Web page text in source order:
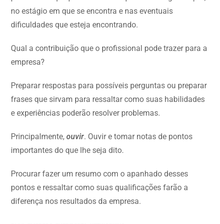
no estágio em que se encontra e nas eventuais
dificuldades que esteja encontrando.
Qual a contribuição que o profissional pode trazer para a
empresa?
Preparar respostas para possíveis perguntas ou preparar
frases que sirvam para ressaltar como suas habilidades
e experiências poderão resolver problemas.
Principalmente,ouvir. Ouvir e tomar notas de pontos
importantes do que lhe seja dito.
Procurar fazer um resumo com o apanhado desses
pontos e ressaltar como suas qualificações farão a
diferença nos resultados da empresa.